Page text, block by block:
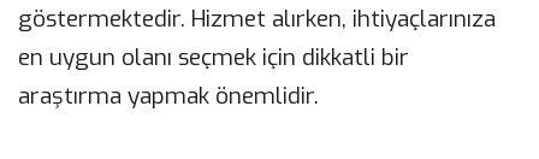
göstermektedir. Hizmet alırken, ihtiyaçlarınıza
en uygun olanı seçmek için dikkatli bir
araştırma yapmak önemlidir.